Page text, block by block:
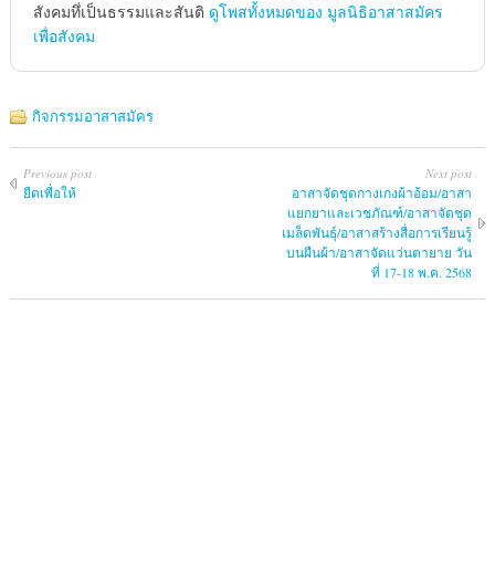
สังคมทึ่เป็นธรรมและสันติ ดูโพสทั้งหมดของ มูลนิธิอาสาสมัคร
เพื่อสังคม
กิจกรรมอาสาสมัคร
Previous post
ยืดเพื่อให้
Next post
อาสาจัดชุดกางเกงผ้าอ้อม/อาสา
แยกยาและเวชภัณฑ์/อาสาจัดชุด
เมล็ดพันธุ์/อาสาสร้างสื่อการเรียนรู้
บนผืนผ้า/อาสาจัดแว่นตายาย วัน
ที่ 17-18 พ.ค. 2568